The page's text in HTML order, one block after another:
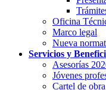
Oficina
Marco legal
Nueva
Servicios y
Asesorías
Jóvenes
Cartel de obra